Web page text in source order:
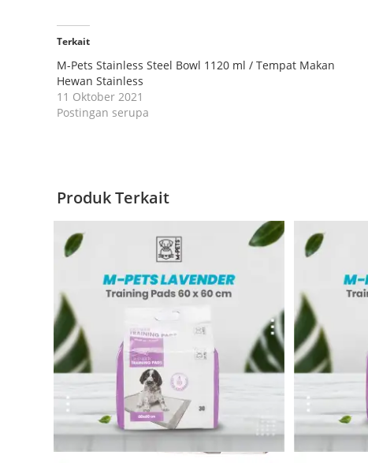
Terkait
M-Pets Stainless Steel Bowl 1120 ml / Tempat Makan
Hewan Stainless
11 Oktober 2021
Postingan serupa
Produk Terkait
Quick View